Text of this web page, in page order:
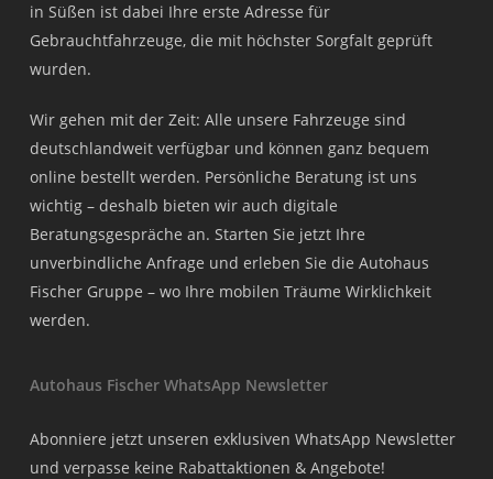
in Süßen ist dabei Ihre erste Adresse für
Gebrauchtfahrzeuge, die mit höchster Sorgfalt geprüft
wurden.
Wir gehen mit der Zeit: Alle unsere Fahrzeuge sind
deutschlandweit verfügbar und können ganz bequem
online bestellt werden. Persönliche Beratung ist uns
wichtig – deshalb bieten wir auch digitale
Beratungsgespräche an. Starten Sie jetzt Ihre
unverbindliche Anfrage und erleben Sie die Autohaus
Fischer Gruppe – wo Ihre mobilen Träume Wirklichkeit
werden.
Autohaus Fischer WhatsApp Newsletter
Abonniere jetzt unseren exklusiven WhatsApp Newsletter
und verpasse keine Rabattaktionen & Angebote!